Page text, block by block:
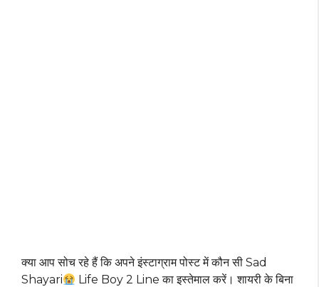
क्या आप सोच रहे हैं कि अपने इंस्टाग्राम पोस्ट में कौन सी Sad
Shayari
Life Boy 2 Line का इस्तेमाल करें। शायरी के बिना